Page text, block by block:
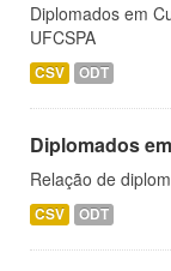
Diplomados em
UFCSPA
CSV ODT
Diplomados
Relação de
CSV ODT